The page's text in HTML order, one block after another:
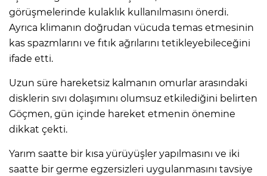
görüşmelerinde kulaklık kullanılmasını önerdi.
Ayrıca klimanın doğrudan vücuda temas etmesinin
kas spazmlarını ve fıtık ağrılarını tetikleyebileceğini
ifade etti.
Uzun süre hareketsiz kalmanın omurlar arasındaki
disklerin sıvı dolaşımını olumsuz etkilediğini belirten
Göçmen, gün içinde hareket etmenin önemine
dikkat çekti.
Yarım saatte bir kısa yürüyüşler yapılmasını ve iki
saatte bir germe egzersizleri uygulanmasını tavsiye